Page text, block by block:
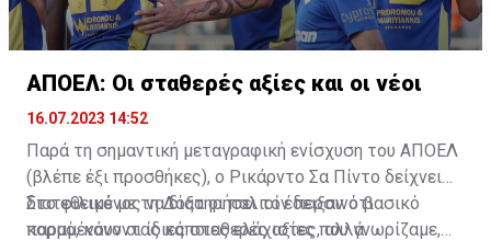
ΑΠΟΕΛ: Οι σταθερές αξίες και οι νέοι
16.07.2023 14:52
Παρά τη σημαντική μεταγραφική ενίσχυση του ΑΠΟΕΛ
(βλέπε έξι προσθήκες), ο Ρικάρντο Σα Πίντο δείχνει
διατεθειμένος να διατηρήσει τον περσινό βασικό
κορμό, κάνοντας κάποιες ελάχιστες, αλλά
Στο φιλικό με τη Δόξα οι παλιοί έδειξαν ότι
παραμένουν οι ίδιες σταθερές αξίες που γνωρίζαμε,